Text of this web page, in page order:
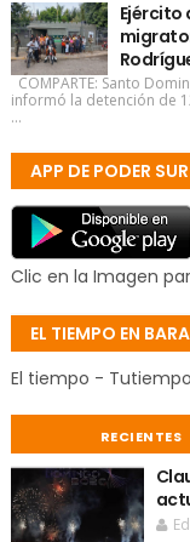
Ejército
COMPARTE: Santo
informó la detención de
...
APP DE PODER
Clic en la Imagen
EL TIEMPO EN
El tiempo -
RECIENTES